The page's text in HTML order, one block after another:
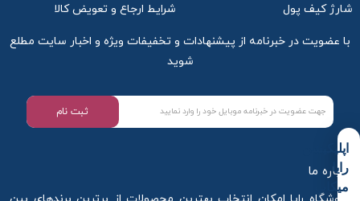
شارژ کیف پول شرایط ارجاع و تعویض کالا
با عضویت در خبرنامه از پیشنهادات و تخفیفات ویژه و اخبار سایت مطلع
شوید
ثبت نام
درباره ما
اپلیکیشن
رایا
میکاپ